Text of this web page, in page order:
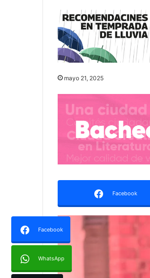
mayo 21, 2025
Facebook
Facebook
WhatsApp